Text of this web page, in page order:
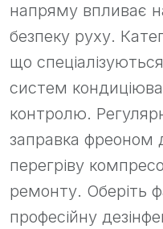
напряму впливає
безпеку руху.
що
систем
контролю.
заправка фреоном
перегріву
ремонту. Оберіть
професійну